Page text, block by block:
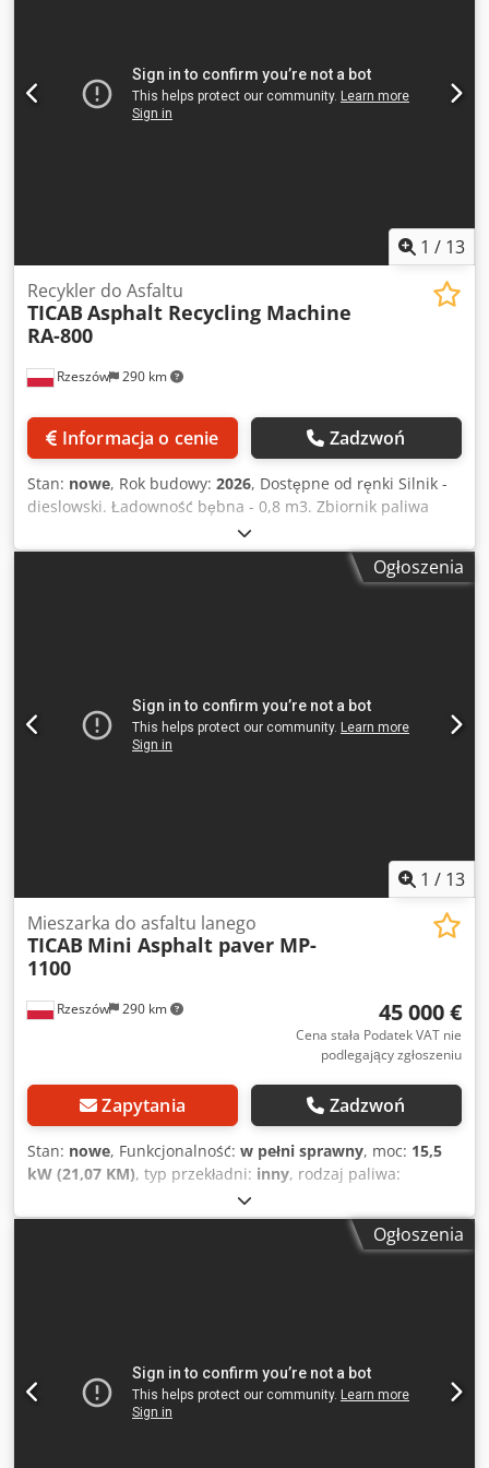
1 / 13
Rzeszów 290 km
Recykler do Asfaltu
TICAB Asphalt Recycling Machine
RA-800
Informacja o cenie Zadzwoń
Stan: nowe, Rok budowy: 2026, Dostępne od ręnki Silnik -
dieslowski. Ładowność bębna - 0,8 m3. Zbiornik paliwa
minimum 50 litrów wyposażony we wskaźnik poziomu
paliwa. Panel sterowniczy. Mieszanie asfaltu wewnątrz
zbiornika. Załadunek/rozładunek od przodu. Dedpfx Ajd
Ogłoszenia
1 / 13
Rzeszów 290 km
Mieszarka do asfaltu lanego
TICAB Mini Asphalt paver MP-
1100
45 000 €
Cena stała Podatek VAT nie
podlegający zgłoszeniu
Zapytania Zadzwoń
Stan: nowe, Funkcjonalność: w pełni sprawny, moc: 15,5
kW (21,07 KM), typ przekładni: inny, rodzaj paliwa:
, masa całkowita:
budowy:2026, Wyposażenie:hydraulika, napęd na
, TICAB MP-1100
poszukujących trwałego i ekonomicznego sprzętu do
układania nawierzchni. Djdpfjx U Ah Tsx Abxjck Zwiększ
wydajność prac brukarskich dzięki TICAB MP-1100 –
Ogłoszenia